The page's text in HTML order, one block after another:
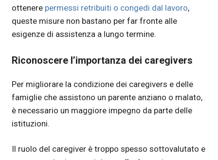
ottenere permessi retribuiti o congedi dal lavoro,
queste misure non bastano per far fronte alle
esigenze di assistenza a lungo termine.
Riconoscere l’importanza dei caregivers
Per migliorare la condizione dei caregivers e delle
famiglie che assistono un parente anziano o malato,
è necessario un maggiore impegno da parte delle
istituzioni.
Il ruolo del caregiver è troppo spesso sottovalutato e